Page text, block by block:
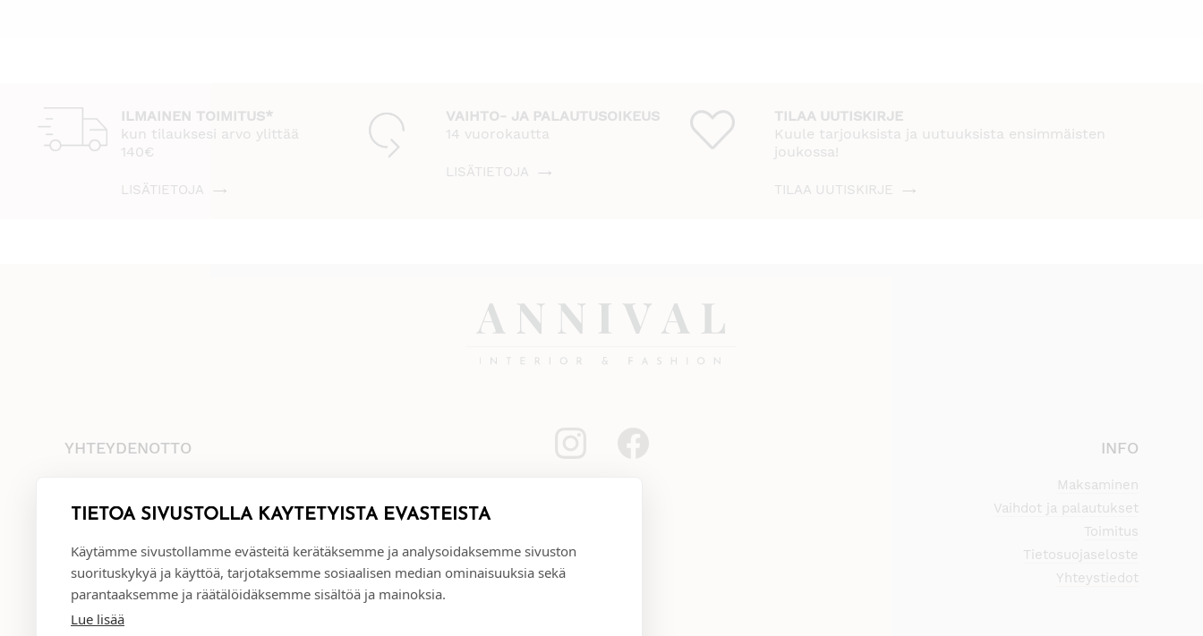
TIETOA SIVUSTOLLA KÄYTETYISTÄ EVÄSTEISTÄ
Käytämme sivustollamme evästeitä kerätäksemme ja analysoidaksemme sivuston
suorituskykyä ja käyttöä, tarjotaksemme sosiaalisen median ominaisuuksia sekä
parantaaksemme ja räätälöidäksemme sisältöä ja mainoksia.
Lue lisää
ILMAINEN TOIMITUS*
kun tilauksesi arvo ylittää
140€
LISÄTIETOJA
VAIHTO- JA PALAUTUSOIKEUS
14 vuorokautta
LISÄTIETOJA
TILAA UUTISKIRJE
Kuule tarjouksista ja uutuuksista ensimmäisten
joukossa!
TILAA UUTISKIRJE
YHTEYDENOTTO
info@annival.fi
INFO
Maksaminen
Vaihdot ja palautukset
Toimitus
Tietosuojaseloste
Yhteystiedot